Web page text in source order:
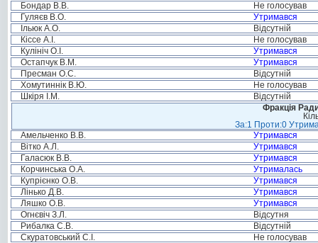
Бондар В.В.
Не голосував
Гуляєв В.О.
Утримався
Ільюк А.О.
Відсутній
Кіссе А.І.
Не голосував
Кулініч О.І.
Утримався
Остапчук В.М.
Утримався
Пресман О.С.
Відсутній
Хомутиннік В.Ю.
Не голосував
Шкіря І.М.
Відсутній
Фракція
За:1 Проти:0
Амельченко В.В.
Утримався
Вітко А.Л.
Утримався
Галасюк В.В.
Утримався
Корчинська О.А.
Утрималась
Купрієнко О.В.
Утримався
Лінько Д.В.
Утримався
Ляшко О.В.
Утримався
Огнєвіч З.Л.
Відсутня
Рибалка С.В.
Відсутній
Скуратовський С.І.
Не голосував